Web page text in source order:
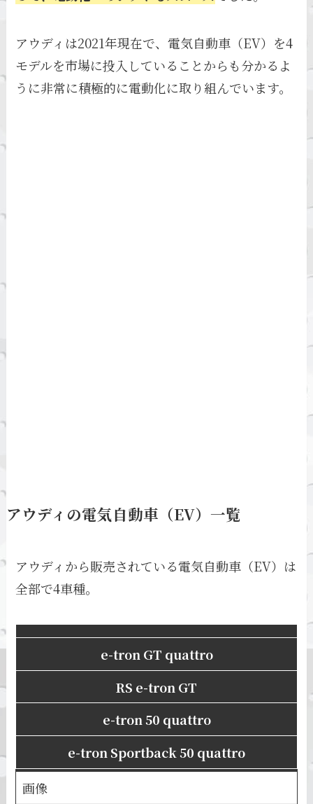
アウディは2021年現在で、電気自動車（EV）を4
モデルを市場に投入していることからも分かるよ
うに非常に積極的に電動化に取り組んでいます。
アウディの電気自動車（EV）一覧
アウディから販売されている電気自動車（EV）は
全部で4車種。
e-tron GT quattro
RS e-tron GT
e-tron 50 quattro
e-tron Sportback 50 quattro
画像